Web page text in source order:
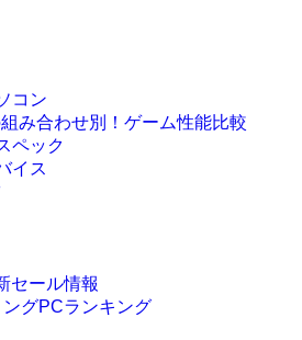
コン
み合わせ別！ゲーム性能比較
ペック
イス
セール情報
グPCランキング